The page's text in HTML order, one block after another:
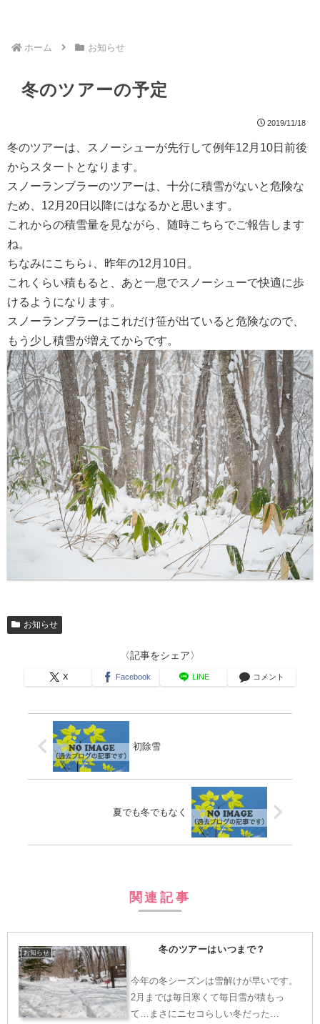
ホーム お知らせ
冬のツアーの予定
2019/11/18
冬のツアーは、スノーシューが先行して例年12月10日前後
からスタートとなります。
スノーランブラーのツアーは、十分に積雪がないと危険な
ため、12月20日以降にはなるかと思います。
これからの積雪量を見ながら、随時こちらでご報告します
ね。
ちなみにこちら↓、昨年の12月10日。
これくらい積もると、あと一息でスノーシューで快適に歩
けるようになります。
スノーランブラーはこれだけ笹が出ていると危険なので、
もう少し積雪が増えてからです。
お知らせ
〈記事をシェア〉
X Facebook LINE コメント
初除雪
夏でも冬でもなく
関連記事
お知らせ 冬のツアーはいつまで？
今年の冬シーズンは雪解けが早いです。
2月までは毎日寒くて毎日雪が積もっ
て…まさにニセコらしい冬だった…